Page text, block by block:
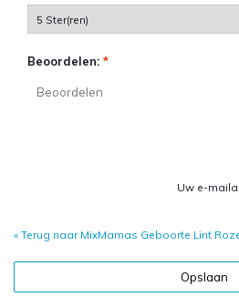
Beoordelen: *
Uw e-
« Terug naar MixMamas Geboorte Lint
Opslaan